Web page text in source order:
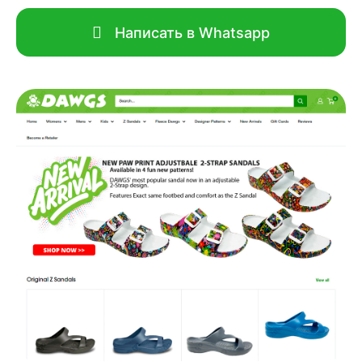
Написать в Whatsapp